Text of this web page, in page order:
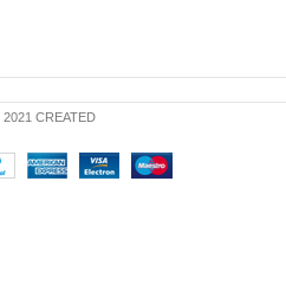
2021 CREATED